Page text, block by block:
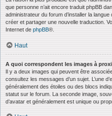
que personne n’ait encore traduit phpBB
administrateur du forum d’installer la
créer et partager une nouvelle traduction.
Internet de phpBB®.
Haut
A quoi correspondent les images à
Il y a deux images qui peuvent être
consultez les messages d’un sujet. L’une
généralement des étoiles ou des blocs
statut sur le forum. La seconde image,
d’avatar et généralement est unique ou